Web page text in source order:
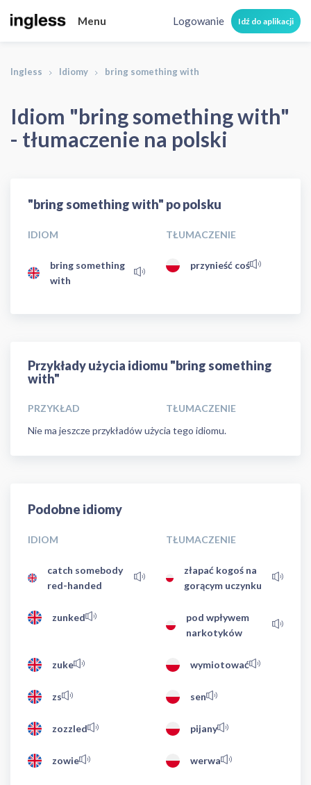
Menu Logowanie Idź do aplikacji
Ingless Idiomy bring something with
Idiom "bring something with"
- tłumaczenie na polski
"bring something with" po polsku
IDIOM TŁUMACZENIE
bring something
with
przynieść coś
Przykłady użycia idiomu "bring something
with"
PRZYKŁAD
TŁUMACZENIE
Nie ma jeszcze przykładów użycia tego idiomu.
Podobne idiomy
IDIOM TŁUMACZENIE
catch somebody
red-handed
złapać kogoś na
gorącym uczynku
zunked
pod wpływem
narkotyków
zuke wymiotować
zs sen
zozzled pijany
zowie werwa